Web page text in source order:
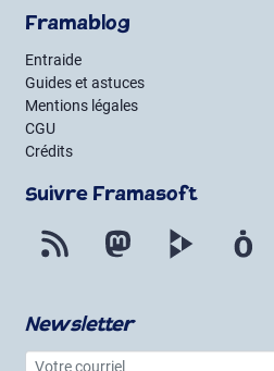
Framablog
Entraide
Guides et astuces
Mentions légales
CGU
Crédits
Suivre Framasoft
Flux RSS Mastodon PeerTube
Newsletter
Votre courriel